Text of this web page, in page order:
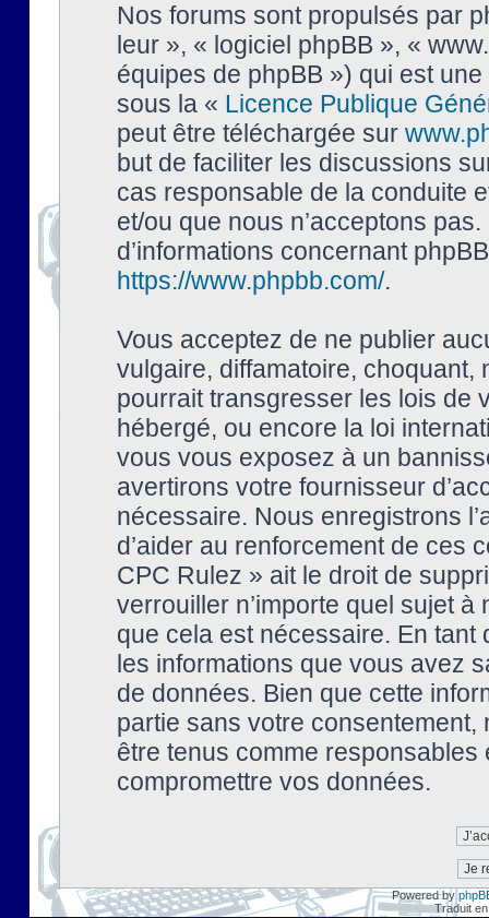
Nos forums sont propulsés par
leur », « logiciel phpBB », «
équipes de phpBB ») qui est
sous la « Licence Publique
peut être téléchargée sur
but de faciliter les discussions
cas responsable de la conduite
et/ou que nous n’acceptons
d’informations concernant
https://www.phpbb.com/.
Vous acceptez de ne publier
vulgaire, diffamatoire, choquant,
pourrait transgresser les lois de
hébergé, ou encore la loi
vous vous exposez à un
avertirons votre fournisseur
nécessaire. Nous enregistrons
d’aider au renforcement de ces
CPC Rulez » ait le droit de
verrouiller n’importe quel sujet à
que cela est nécessaire. En tant
les informations que vous avez
de données. Bien que cette
partie sans votre
être tenus comme
compromettre vos données.
Powered by
Traduit